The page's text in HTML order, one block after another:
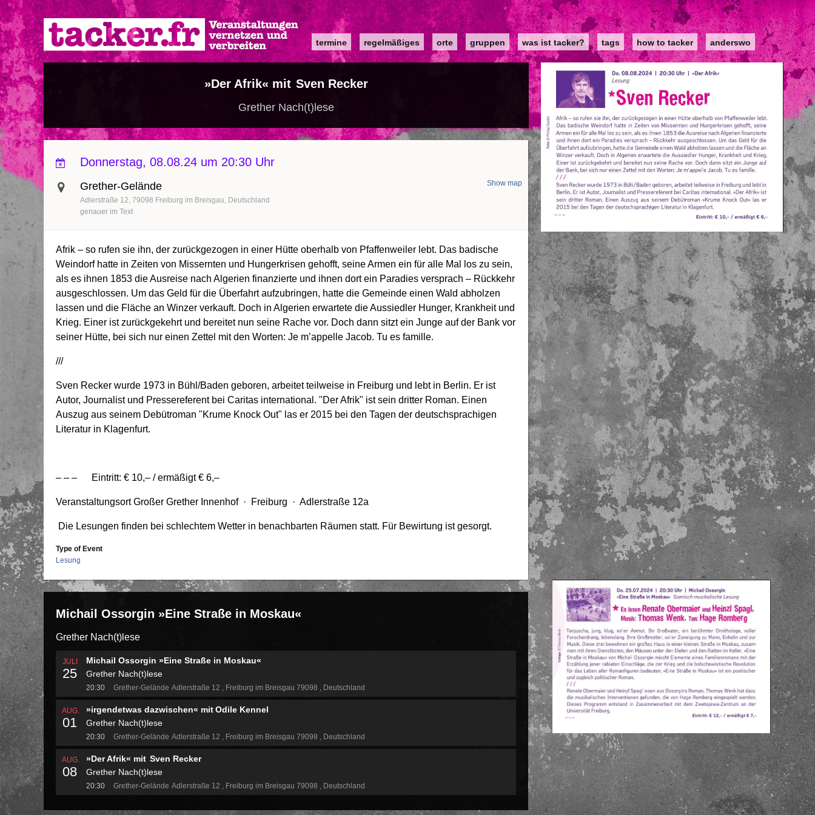
Direkt
zum
Inhalt
Main
navigation
termine regelmäßiges orte gruppen was ist tacker? tags how to tacker anderswo
»Der Afrik« mit Sven Recker
Grether Nach(t)lese
Donnerstag, 08.08.24 um 20:30 Uhr
Grether-Gelände
Adlerstraße 12 79098 Freiburg im Breisgau Deutschland
Show map
genauer im Text
Afrik – so rufen sie ihn, der zurückgezogen in einer Hütte oberhalb von Pfaffenweiler lebt. Das badische
Weindorf hatte in Zeiten von Missernten und Hungerkrisen gehofft, seine Armen ein für alle Mal los zu sein,
als es ihnen 1853 die Ausreise nach Algerien finanzierte und ihnen dort ein Paradies versprach – Rückkehr
ausgeschlossen. Um das Geld für die Überfahrt aufzubringen, hatte die Gemeinde einen Wald abholzen
lassen und die Fläche an Winzer verkauft. Doch in Algerien erwartete die Aussiedler Hunger, Krankheit und
Krieg. Einer ist zurückgekehrt und bereitet nun seine Rache vor. Doch dann sitzt ein Junge auf der Bank vor
seiner Hütte, bei sich nur einen Zettel mit den Worten: Je m’appelle Jacob. Tu es famille.
///
Sven Recker wurde 1973 in Bühl/Baden geboren, arbeitet teilweise in Freiburg und lebt in Berlin. Er ist
Autor, Journalist und Pressereferent bei Caritas international. "Der Afrik" ist sein dritter Roman. Einen
Auszug aus seinem Debütroman "Krume Knock Out" las er 2015 bei den Tagen der deutschsprachigen
Literatur in Klagenfurt.
– – – Eintritt: € 10,– / ermäßigt € 6,–
Veranstaltungsort Großer Grether Innenhof · Freiburg · Adlerstraße 12a
Die Lesungen finden bei schlechtem Wetter in benachbarten Räumen statt. Für Bewirtung ist gesorgt.
Type of Event
Lesung
Michail Ossorgin »Eine Straße in Moskau«
Grether Nach(t)lese
JULI
25
Michail Ossorgin »Eine Straße in Moskau«
Grether Nach(t)lese
20:30 Grether-Gelände Adlerstraße 12 Freiburg im Breisgau 79098 Deutschland
AUG.
01
»irgendetwas dazwischen« mit Odile Kennel
Grether Nach(t)lese
20:30 Grether-Gelände Adlerstraße 12 Freiburg im Breisgau 79098 Deutschland
AUG.
08
»Der Afrik« mit Sven Recker
Grether Nach(t)lese
20:30 Grether-Gelände Adlerstraße 12 Freiburg im Breisgau 79098 Deutschland